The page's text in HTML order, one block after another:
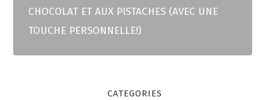
CHOCOLAT ET AUX PISTACHES (AVEC UNE
TOUCHE PERSONNELLE!)
CATEGORIES